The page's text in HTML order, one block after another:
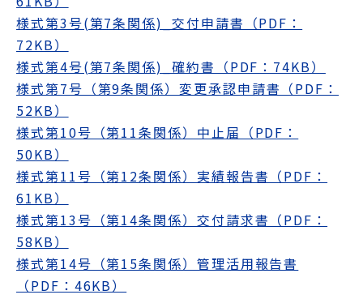
様式第3号(第7条関係)_交付申請書（PDF：
72KB）
様式第4号(第7条関係)_確約書（PDF：74KB）
様式第7号（第9条関係）変更承認申請書（PDF：
52KB）
様式第10号（第11条関係）中止届（PDF：
50KB）
様式第11号（第12条関係）実績報告書（PDF：
61KB）
様式第13号（第14条関係）交付請求書（PDF：
58KB）
様式第14号（第15条関係）管理活用報告書
（PDF：46KB）